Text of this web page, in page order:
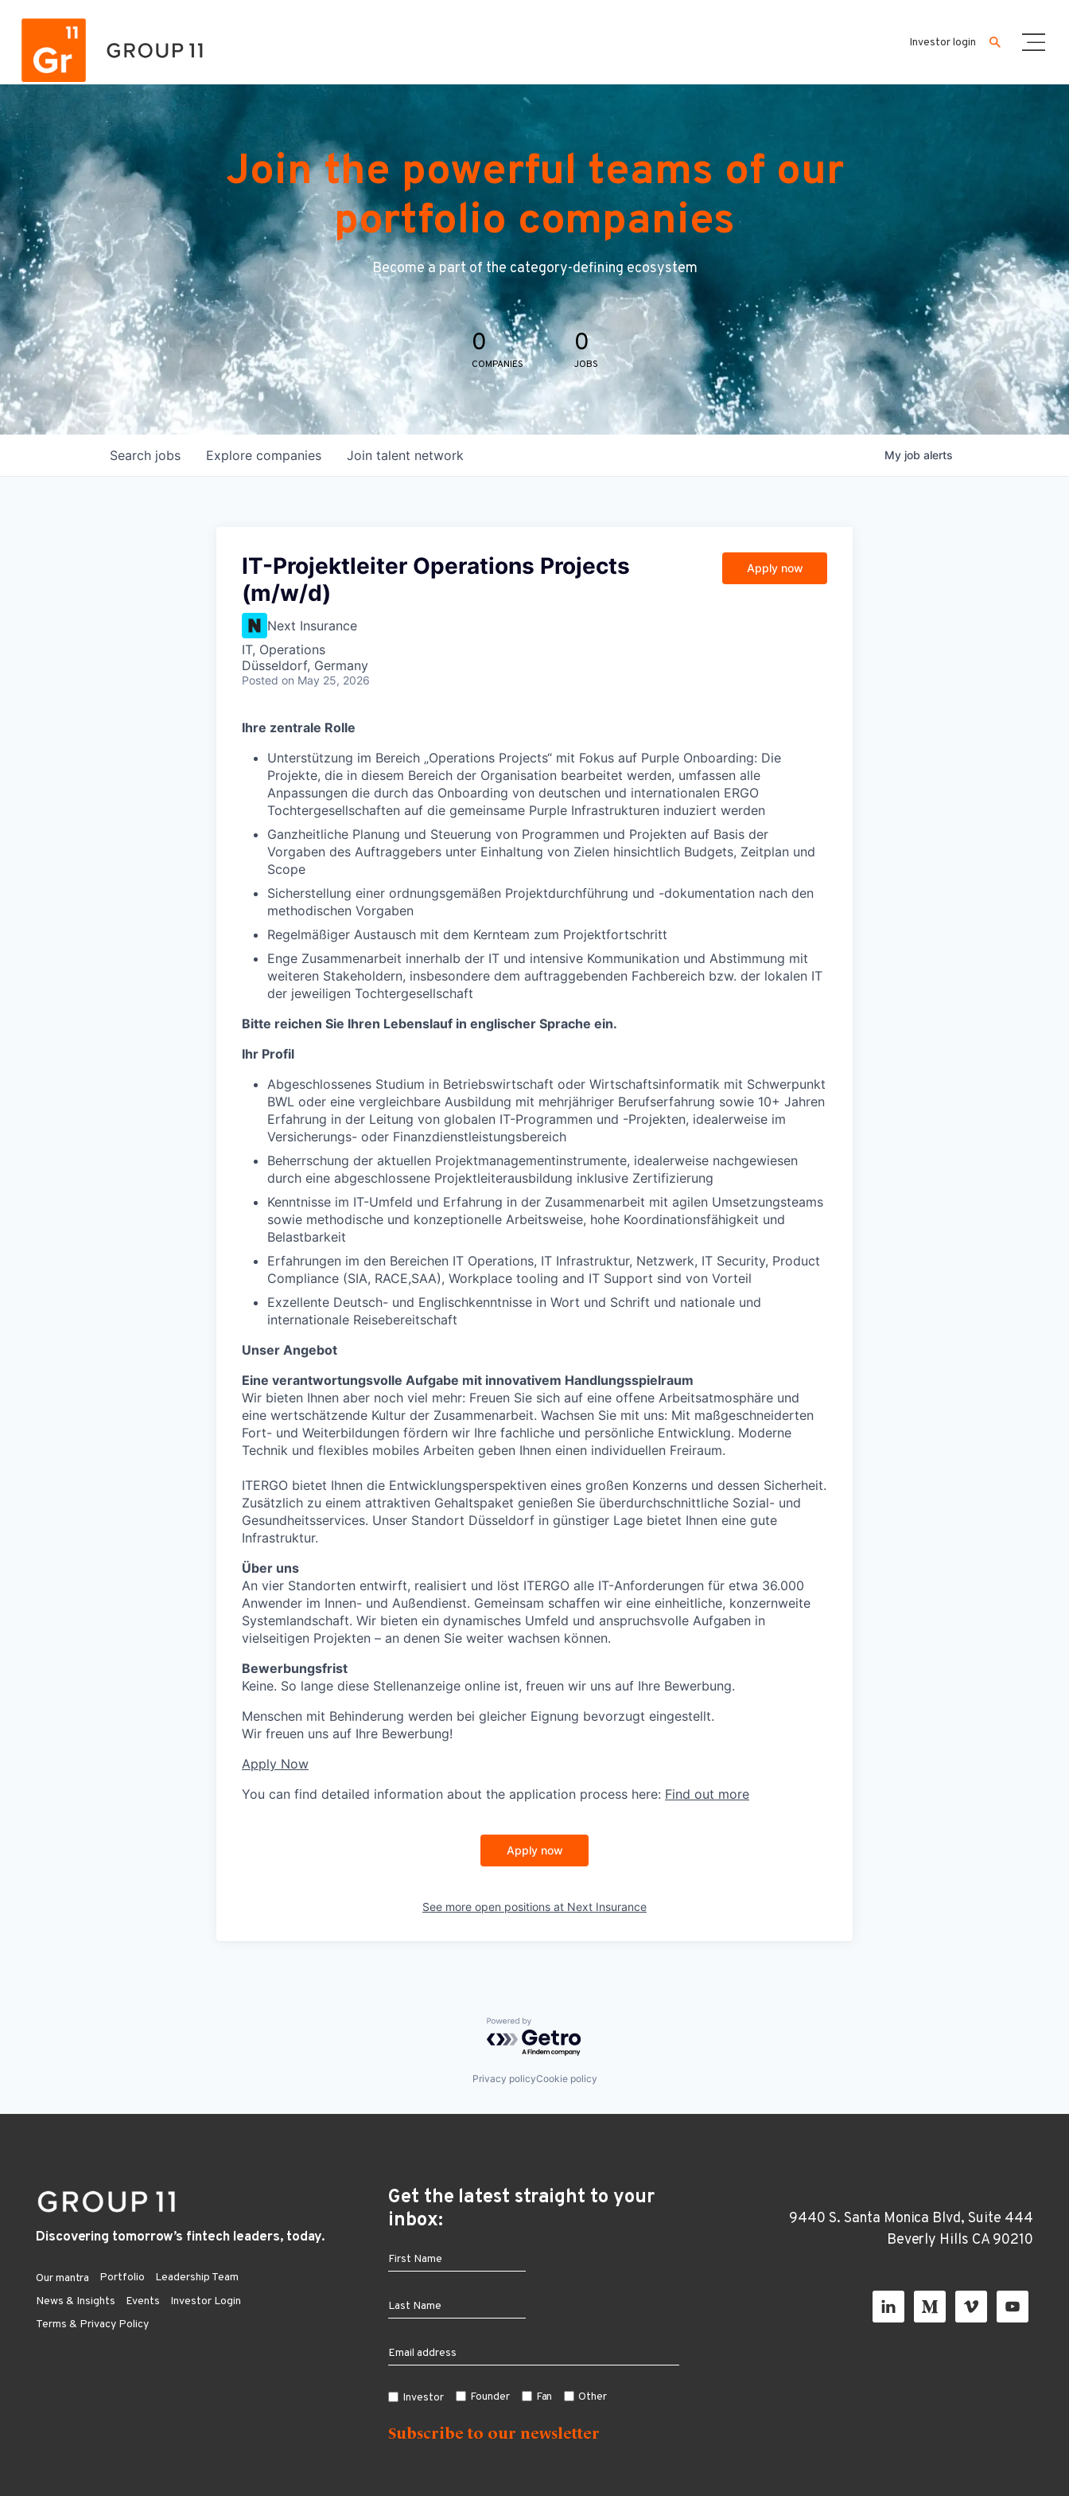
Investor login
Join the powerful teams of our
portfolio companies
Become a part of the category-defining ecosystem
0
COMPANIES
0
JOBS
Search jobs Explore companies Join talent network My job alerts
IT-Projektleiter Operations Projects
(m/w/d)
Next Insurance
IT, Operations
Düsseldorf, Germany
Posted on May 25, 2026
Apply now
Ihre zentrale Rolle
Unterstützung im Bereich „Operations Projects“ mit Fokus auf Purple Onboarding: Die
Projekte, die in diesem Bereich der Organisation bearbeitet werden, umfassen alle
Anpassungen die durch das Onboarding von deutschen und internationalen ERGO
Tochtergesellschaften auf die gemeinsame Purple Infrastrukturen induziert werden
Ganzheitliche Planung und Steuerung von Programmen und Projekten auf Basis der
Vorgaben des Auftraggebers unter Einhaltung von Zielen hinsichtlich Budgets, Zeitplan und
Scope
Sicherstellung einer ordnungsgemäßen Projektdurchführung und -dokumentation nach den
methodischen Vorgaben
Regelmäßiger Austausch mit dem Kernteam zum Projektfortschritt
Enge Zusammenarbeit innerhalb der IT und intensive Kommunikation und Abstimmung mit
weiteren Stakeholdern, insbesondere dem auftraggebenden Fachbereich bzw. der lokalen IT
der jeweiligen Tochtergesellschaft
Bitte reichen Sie Ihren Lebenslauf in englischer Sprache ein.
Ihr Profil
Abgeschlossenes Studium in Betriebswirtschaft oder Wirtschaftsinformatik mit Schwerpunkt
BWL oder eine vergleichbare Ausbildung mit mehrjähriger Berufserfahrung sowie 10+ Jahren
Erfahrung in der Leitung von globalen IT-Programmen und -Projekten, idealerweise im
Versicherungs- oder Finanzdienstleistungsbereich
Beherrschung der aktuellen Projektmanagementinstrumente, idealerweise nachgewiesen
durch eine abgeschlossene Projektleiterausbildung inklusive Zertifizierung
Kenntnisse im IT-Umfeld und Erfahrung in der Zusammenarbeit mit agilen Umsetzungsteams
sowie methodische und konzeptionelle Arbeitsweise, hohe Koordinationsfähigkeit und
Belastbarkeit
Erfahrungen im den Bereichen IT Operations, IT Infrastruktur, Netzwerk, IT Security, Product
Compliance (SIA, RACE,SAA), Workplace tooling and IT Support sind von Vorteil
Exzellente Deutsch- und Englischkenntnisse in Wort und Schrift und nationale und
internationale Reisebereitschaft
Unser Angebot
Eine verantwortungsvolle Aufgabe mit innovativem Handlungsspielraum
Wir bieten Ihnen aber noch viel mehr: Freuen Sie sich auf eine offene Arbeitsatmosphäre und
eine wertschätzende Kultur der Zusammenarbeit. Wachsen Sie mit uns: Mit maßgeschneiderten
Fort- und Weiterbildungen fördern wir Ihre fachliche und persönliche Entwicklung. Moderne
Technik und flexibles mobiles Arbeiten geben Ihnen einen individuellen Freiraum.
ITERGO bietet Ihnen die Entwicklungsperspektiven eines großen Konzerns und dessen Sicherheit.
Zusätzlich zu einem attraktiven Gehaltspaket genießen Sie überdurchschnittliche Sozial- und
Gesundheitsservices. Unser Standort Düsseldorf in günstiger Lage bietet Ihnen eine gute
Infrastruktur.
Über uns
An vier Standorten entwirft, realisiert und löst ITERGO alle IT-Anforderungen für etwa 36.000
Anwender im Innen- und Außendienst. Gemeinsam schaffen wir eine einheitliche, konzernweite
Systemlandschaft. Wir bieten ein dynamisches Umfeld und anspruchsvolle Aufgaben in
vielseitigen Projekten – an denen Sie weiter wachsen können.
Bewerbungsfrist
Keine. So lange diese Stellenanzeige online ist, freuen wir uns auf Ihre Bewerbung.
Menschen mit Behinderung werden bei gleicher Eignung bevorzugt eingestellt.
Wir freuen uns auf Ihre Bewerbung!
Apply Now
You can find detailed information about the application process here: Find out more
Apply now
See more open positions at Next Insurance
Powered by Getro.com
Privacy policyCookie policy
Discovering tomorrow’s fintech leaders, today.
Our mantra Portfolio
Leadership Team
News & Insights
Events
Investor Login
Terms & Privacy Policy
Get the latest straight to your
inbox:
Investor Founder Fan Other
9440 S. Santa Monica Blvd, Suite 444
Beverly Hills CA 90210